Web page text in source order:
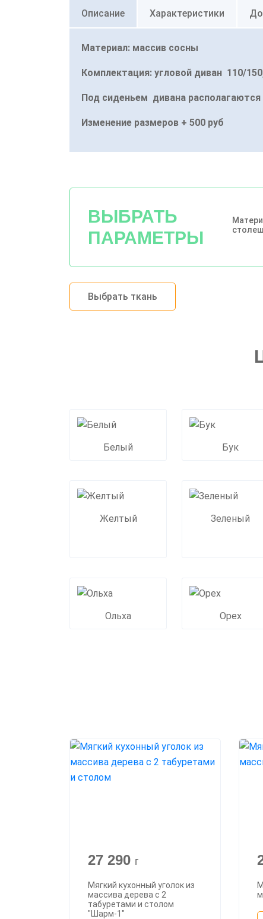
Описание Характеристики
Материал: массив сосны
Комплектация: угловой диван 110/
Под сиденьем дивана
Изменение размеров + 500 руб
ВЫБРАТЬ
ПАРАМЕТРЫ
Выбрать ткань
Белый Бук
Желтый Зеленый
Ольха Орех
27 290 г
Мягкий кухонный уголок из
массива дерева с 2
табуретами и столом
"Шарм-1"